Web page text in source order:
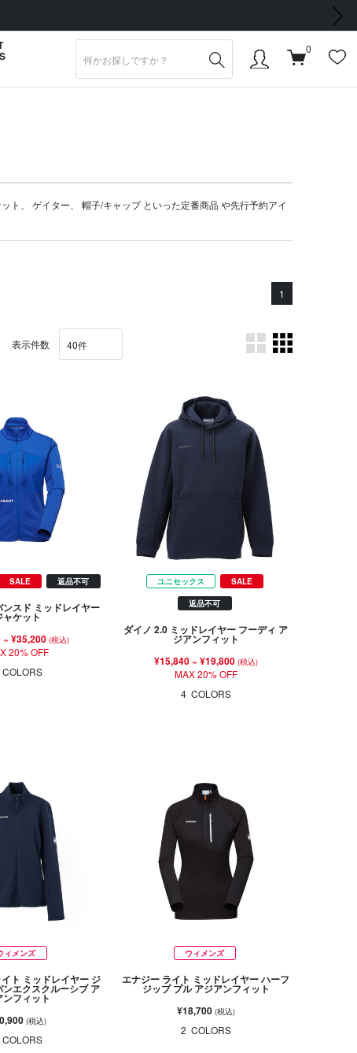
次の画像
0
ト ゲイター 帽子/キャップといった定番商品 や先行予約アイ
1
表示件数
SALE 返品不可
スド ミッドレイヤー
ャケット
~ ¥35,200 (税込)
20% OFF
COLORS
ユニセックス SALE
返品不可
ダイノ 2.0 ミッドレイヤー フーディ ア
ジアンフィット
¥15,840~ ¥19,800 (税込)
MAX 20% OFF
4 COLORS
ィメンズ
ト ミッドレイヤー ジ
エクスクルーシブ ア
ンフィット
(税込)
COLORS
ウィメンズ
エナジー ライト ミッドレイヤー ハーフ
ジップ プル アジアンフィット
¥18,700 (税込)
2 COLORS